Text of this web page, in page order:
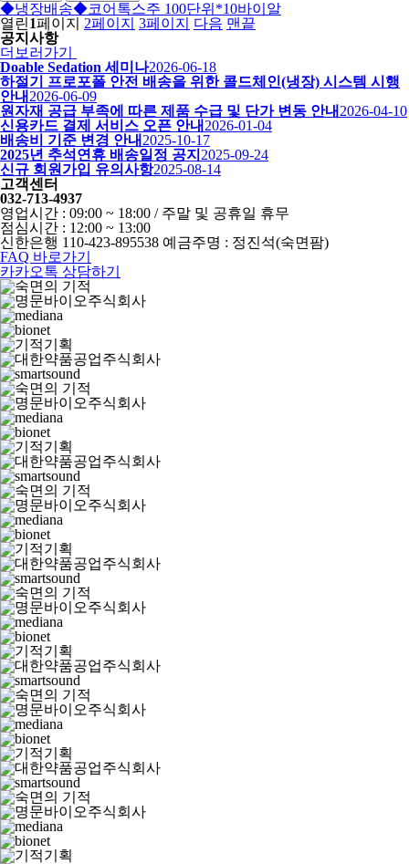
◆냉장배송◆코어톡스주 100단위*10바이알
열린1페이지 2페이지 3페이지 다음 맨끝
공지사항
더보러가기
Doable Sedation 세미나2026-06-18
하절기 프로포폴 안전 배송을 위한 콜드체인(냉장) 시스템 시행
안내 2026-06-09
원자재 공급 부족에 따른 제품 수급 및 단가 변동 안내 2026-04-10
신용카드 결제 서비스 오픈 안내 2026-01-04
배송비 기준 변경 안내 2025-10-17
2025년 추석연휴 배송일정 공지 2025-09-24
신규 회원가입 유의사항2025-08-14
고객센터
032-713-4937
영업시간 : 09:00 ~ 18:00 / 주말 및 공휴일 휴무
점심시간 : 12:00 ~ 13:00
신한은행 110-423-895538 예금주명 : 정진석(숙면팜)
FAQ 바로가기
카카오톡 상담하기